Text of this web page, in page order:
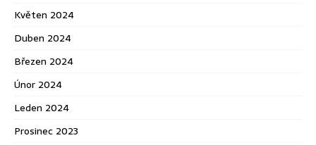
Květen 2024
Duben 2024
Březen 2024
Únor 2024
Leden 2024
Prosinec 2023